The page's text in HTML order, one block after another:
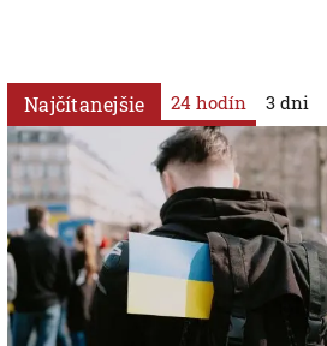
Najčítanejšie 24 hodín 3 dni